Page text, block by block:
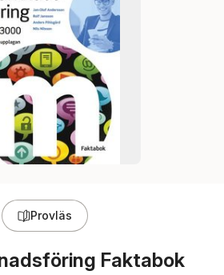
Provläs
Faktabok